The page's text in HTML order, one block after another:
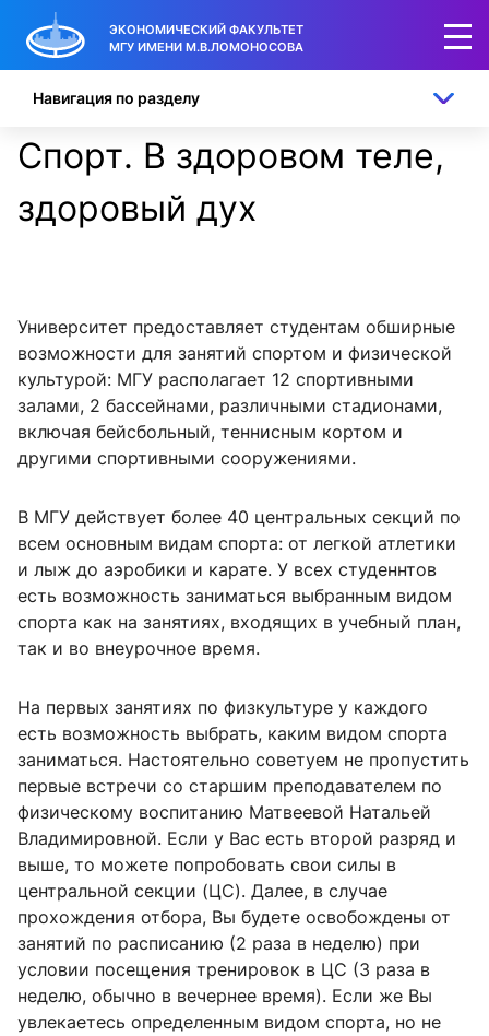
ЭКОНОМИЧЕСКИЙ ФАКУЛЬТЕТ
МГУ ИМЕНИ М.В.ЛОМОНОСОВА
Спорт. В здоровом теле,
здоровый дух
Навигация по разделу
Университет предоставляет студентам обширные
возможности для занятий спортом и физической
культурой: МГУ располагает 12 спортивными
залами, 2 бассейнами, различными стадионами,
включая бейсбольный, теннисным кортом и
другими спортивными сооружениями.
В МГУ действует более 40 центральных секций по
всем основным видам спорта: от легкой атлетики
и лыж до аэробики и карате. У всех студеннтов
есть возможность заниматься выбранным видом
спорта как на занятиях, входящих в учебный план,
так и во внеурочное время.
На первых занятиях по физкультуре у каждого
есть возможность выбрать, каким видом спорта
заниматься. Настоятельно советуем не пропустить
первые встречи со старшим преподавателем по
физическому воспитанию Матвеевой Натальей
Владимировной. Если у Вас есть второй разряд и
выше, то можете попробовать свои силы в
центральной секции (ЦС). Далее, в случае
прохождения отбора, Вы будете освобождены от
занятий по расписанию (2 раза в неделю) при
условии посещения тренировок в ЦС (3 раза в
неделю, обычно в вечернее время). Если же Вы
увлекаетесь определенным видом спорта, но не